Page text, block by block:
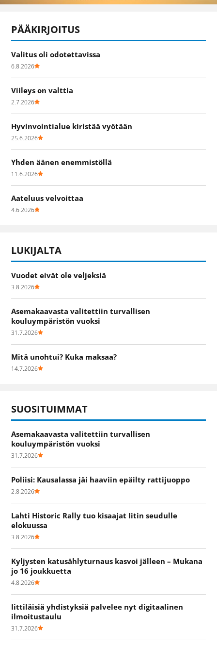
PÄÄKIRJOITUS
Valitus oli odotettavissa
6.8.2026
Viileys on valttia
2.7.2026
Hyvinvointialue kiristää vyötään
25.6.2026
Yhden äänen enemmistöllä
11.6.2026
Aateluus velvoittaa
4.6.2026
LUKIJALTA
Vuodet eivät ole veljeksiä
3.8.2026
Asemakaavasta valitettiin turvallisen
kouluympäristön vuoksi
31.7.2026
Mitä unohtui? Kuka maksaa?
14.7.2026
SUOSITUIMMAT
Asemakaavasta valitettiin turvallisen
kouluympäristön vuoksi
31.7.2026
Poliisi: Kausalassa jäi haaviin epäilty rattijuoppo
2.8.2026
Lahti Historic Rally tuo kisaajat Iitin seudulle
elokuussa
3.8.2026
Kyljysten katusählyturnaus kasvoi jälleen – Mukana
jo 16 joukkuetta
4.8.2026
Iittiläisiä yhdistyksiä palvelee nyt digitaalinen
ilmoitustaulu
31.7.2026